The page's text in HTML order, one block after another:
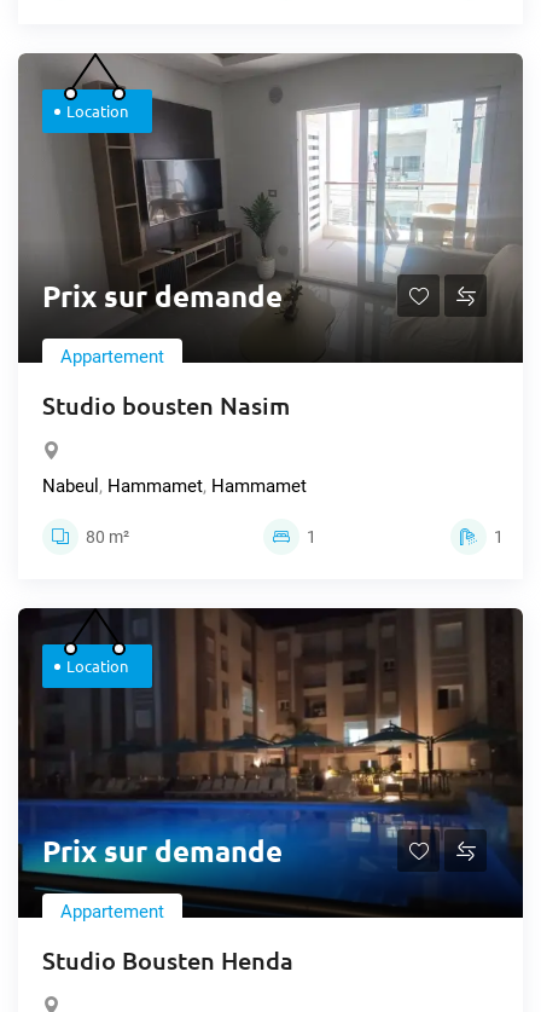
Location
Prix sur demande
Appartement
Studio bousten Nasim
Nabeul , Hammamet, Hammamet
80 m² 1 1
Location
Prix sur demande
Appartement
Studio Bousten Henda